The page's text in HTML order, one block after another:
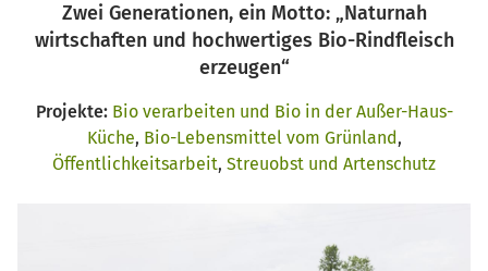
Zwei Generationen, ein Motto: „Naturnah
wirtschaften und hochwertiges Bio-Rindfleisch
erzeugen“
Projekte: Bio verarbeiten und Bio in der Außer-Haus-
Küche, Bio-Lebensmittel vom Grünland,
Öffentlichkeitsarbeit, Streuobst und Artenschutz